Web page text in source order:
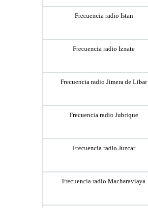
Frecuencia radio Istan
Frecuencia radio Iznate
Frecuencia radio Jimera de Libar
Frecuencia radio Jubrique
Frecuencia radio Juzcar
Frecuencia radio Macharaviaya